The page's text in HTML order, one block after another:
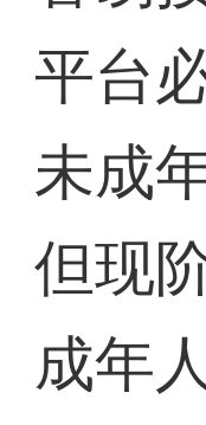
平台
未成
但现
成年